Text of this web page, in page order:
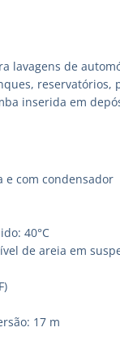
lavagens de
reservatórios,
inserida em
e com condensador
40°C
de areia em
17 m